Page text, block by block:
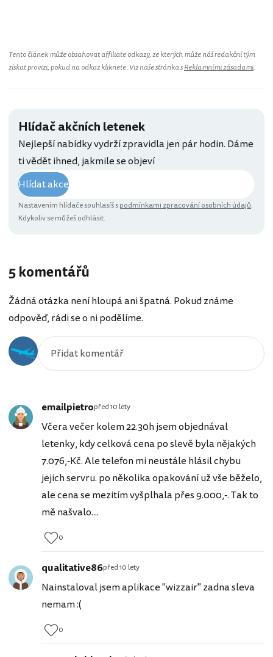
Tento článek může obsahovat affiliate odkazy, ze kterých může náš redakční tým
získat provizi, pokud na odkaz kliknete. Viz naše stránka sReklamními zásadami.
Hlídač akčních letenek
Nejlepší nabídky vydrží zpravidla jen pár hodin. Dáme
ti vědět ihned, jakmile se objeví
Hlídat akce
Nastavením hlídače souhlasíš spodmínkami zpracování osobních údajů.
Kdykoliv se můžeš odhlásit.
5 komentářů
Žádná otázka není hloupá ani špatná. Pokud známe
odpověď, rádi se o ni podělíme.
emailpietropřed 10 lety
Včera večer kolem 22.30h jsem objednával
letenky, kdy celková cena po slevě byla nějakých
7.076,-Kč. Ale telefon mi neustále hlásil chybu
jejich servru. po několika opakování už vše běželo,
ale cena se mezitím vyšplhala přes 9.000,-. Tak to
mě našvalo....
0
qualitative86před 10 lety
Nainstaloval jsem aplikace "wizzair" zadna sleva
nemam :(
0